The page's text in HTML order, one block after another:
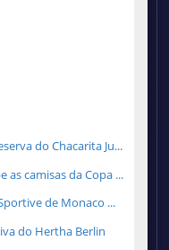
do Chacarita Ju...
as camisas da Copa ...
de Monaco ...
do Hertha Berlin